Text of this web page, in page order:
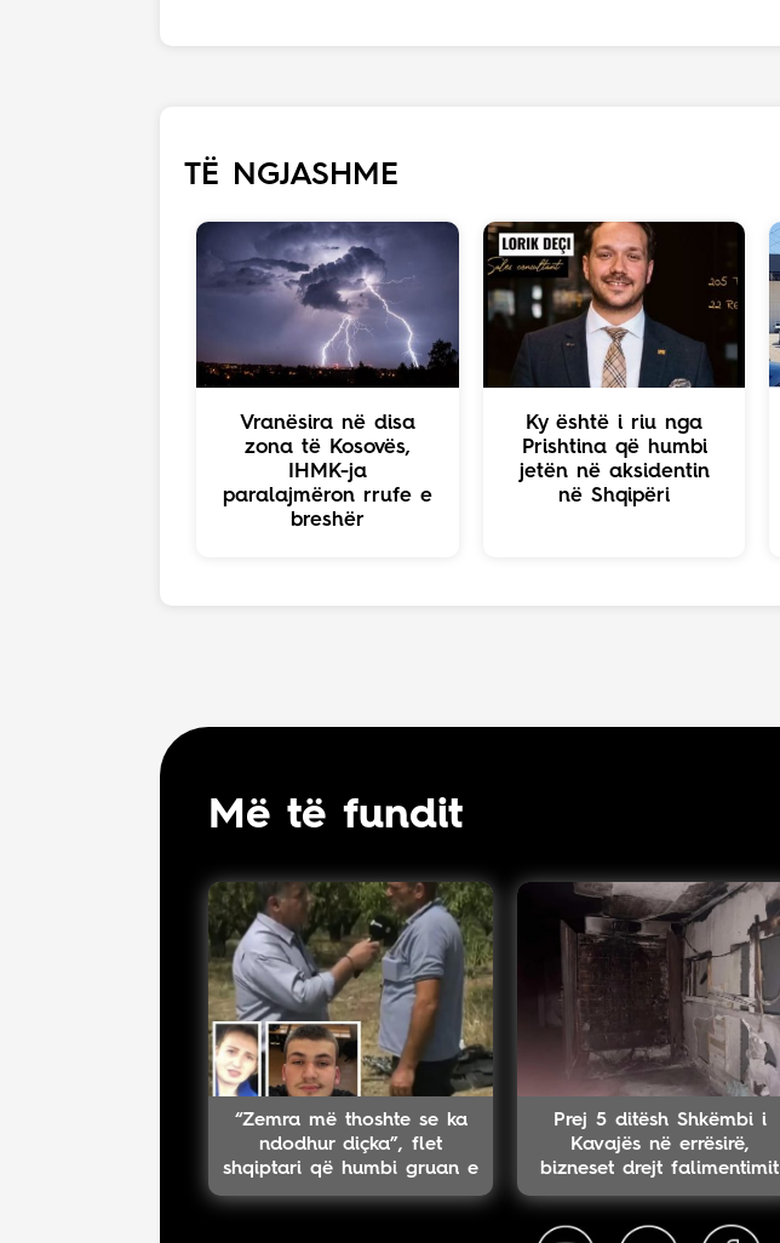
TË NGJASHME
Vranësira në disa
zona të Kosovës,
IHMK-ja
paralajmëron rrufe e
breshër
Ky është i riu nga
Prishtina që humbi
jetën në aksidentin
në Shqipëri
Më të fundit
“Zemra më thoshte se ka
ndodhur diçka”, flet
shqiptari që humbi gruan e
djalin në aksident
Prej 5 ditësh Shkëmbi i
Kavajës në errësirë,
bizneset drejt falimentimit